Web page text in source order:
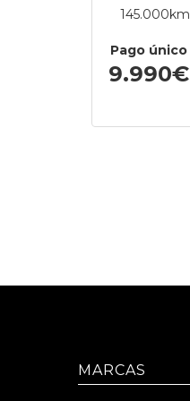
145.000km
Pago único
9.990€
MARCAS